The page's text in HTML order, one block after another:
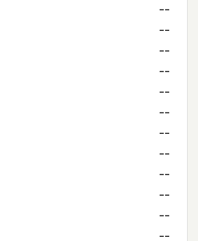
--
--
--
--
--
--
--
--
--
--
--
--